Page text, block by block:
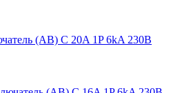
(АВ) C 20A 1P 6kA 230В